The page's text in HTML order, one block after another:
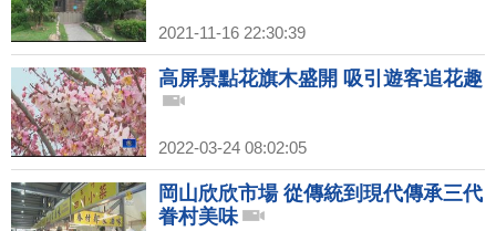
2021-11-16 22:30:39
高屏景點花旗木盛開 吸引遊客追花趣
2022-03-24 08:02:05
岡山欣欣市場 從傳統到現代傳承三代
眷村美味